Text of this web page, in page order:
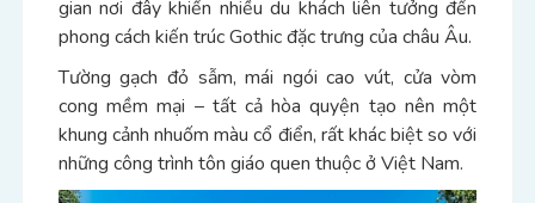
gian nơi đây khiến nhiều du khách liên tưởng đến
phong cách kiến trúc Gothic đặc trưng của châu Âu.
Tường gạch đỏ sẫm, mái ngói cao vút, cửa vòm
cong mềm mại – tất cả hòa quyện tạo nên một
khung cảnh nhuốm màu cổ điển, rất khác biệt so với
những công trình tôn giáo quen thuộc ở Việt Nam.